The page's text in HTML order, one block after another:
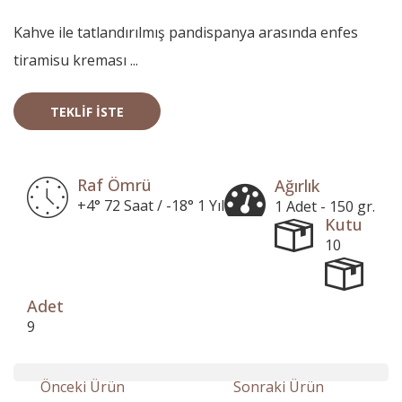
Kahve ile tatlandırılmış pandispanya arasında enfes
tiramisu kreması ...
TEKLIF İSTE
Raf Ömrü
+4° 72 Saat / -18° 1 Yıl
Ağırlık
1 Adet - 150 gr.
Kutu
10
Adet
9
Önceki Ürün Sonraki Ürün